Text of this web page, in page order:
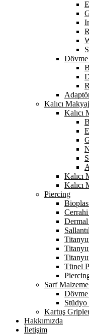
Kalıcı
Kalıcı
Kalıcı
Kalıcı
Piercing
Tünel
Sarf
Stüdyo
Kartuş
Hakkımızda
İletişim